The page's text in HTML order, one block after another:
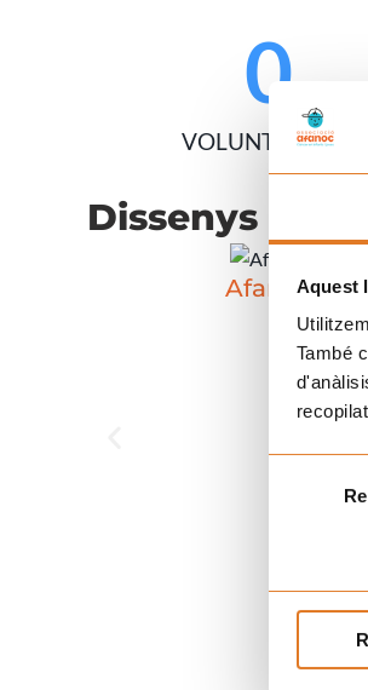
Aquest
També
VOLUNTARIS/ES
0
Dissenys de
Afanoc